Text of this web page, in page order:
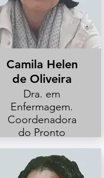
Camila Helen
de Oliveira
Dra. em
Enfermagem.
Coordenadora
do Pronto
Socorro
Obstétrico HU-
UEL